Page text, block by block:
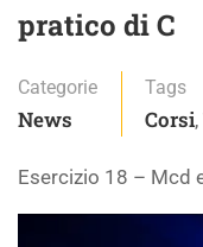
pratico di C
Categorie
News
Tags
Corsi,
Esercizio 18 – Mcd